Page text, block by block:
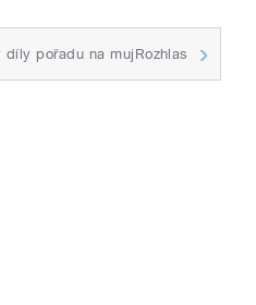
díly pořadu na mujRozhlas